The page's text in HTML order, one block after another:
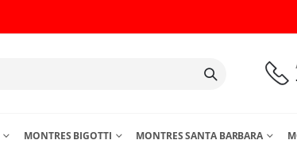
MONTRES BIGOTTI MONTRES SANTA BARBARA